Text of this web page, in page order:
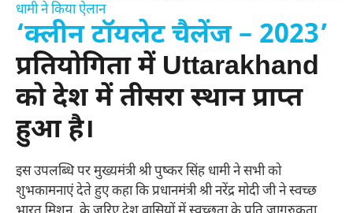
धामी ने किया ऐलान
‘क्लीन टॉयलेट चैलेंज – 2023’
प्रतियोगिता में Uttarakhand
को देश में तीसरा स्थान प्राप्त
हुआ है।
इस उपलब्धि पर मुख्यमंत्री श्री पुष्कर सिंह धामी ने सभी को
शुभकामनाएं देते हुए कहा कि प्रधानमंत्री श्री नरेंद्र मोदी जी ने स्वच्छ